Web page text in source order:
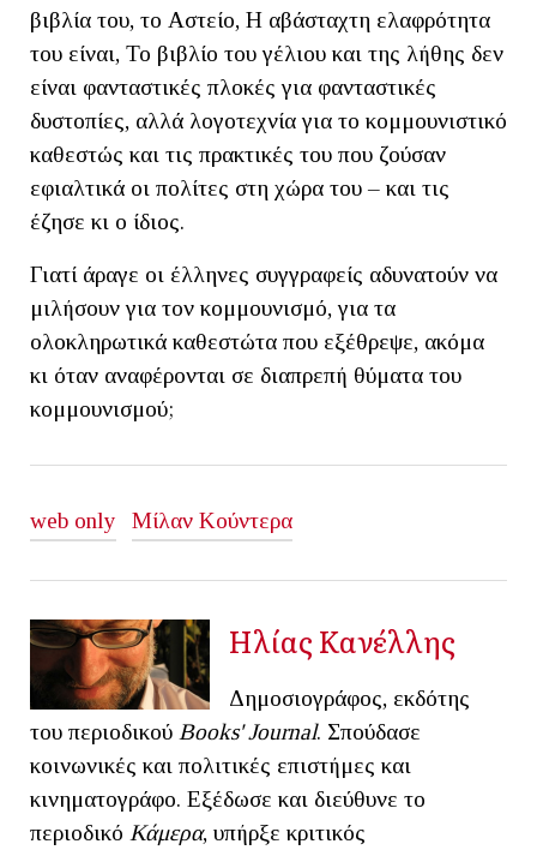
βιβλία του, το Αστείο, Η αβάσταχτη ελαφρότητα
του είναι, Το βιβλίο του γέλιου και της λήθης δεν
είναι φανταστικές πλοκές για φανταστικές
δυστοπίες, αλλά λογοτεχνία για το κομμουνιστικό
καθεστώς και τις πρακτικές του που ζούσαν
εφιαλτικά οι πολίτες στη χώρα του – και τις
έζησε κι ο ίδιος.
Γιατί άραγε οι έλληνες συγγραφείς αδυνατούν να
μιλήσουν για τον κομμουνισμό, για τα
ολοκληρωτικά καθεστώτα που εξέθρεψε, ακόμα
κι όταν αναφέρονται σε διαπρεπή θύματα του
κομμουνισμού;
web only Μίλαν Κούντερα
Ηλίας Κανέλλης
Δημοσιογράφος, εκδότης
του περιοδικού Books' Journal. Σπούδασε
κοινωνικές και πολιτικές επιστήμες και
κινηματογράφο. Εξέδωσε και διεύθυνε το
περιοδικό Κάμερα, υπήρξε κριτικός